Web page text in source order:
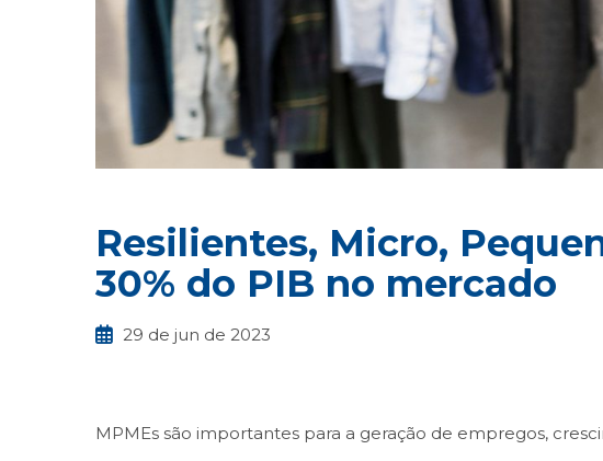
Resilientes, Micro,
30% do PIB no mercado
29 de jun de 2023
MPMEs são importantes para a geração de empregos,